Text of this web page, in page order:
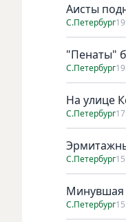
Аисты
С.Петербург
"Пенаты"
С.Петербург
На улице
С.Петербург
С.Петербург
Минувшая
С.Петербург